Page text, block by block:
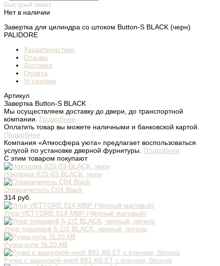
Быстрый заказ
Нет в наличии
Завертка для цилиндра со штоком Button-S BLACK (черн)
PALIDORE
Характеристики
Отзывы
Доставка
Оплата
Установка
Артикул
Завертка Button-S BLACK
Мы осуществляем доставку до двери, до транспортной
компании. Подробнее
Оплатить товар вы можете наличными и банковской картой.
Подробнее
Компания «Атмосфера уюта» предлагает воспользоваться
услугой по установке дверной фурнитуры. Подробнее
С этим товаром покупают
Накладка 020-03-BLACK, черн
Ограничитель C04 Black
314 руб.
Упор VETTORE 014 MBP (Чёрный матовый)
Упор торцевой 6-1/2 BLACK, черный, ригель
Ручка-купе SL20 AB
Ручка с защелкой-кноб 891 AB ET с ключом, бронза